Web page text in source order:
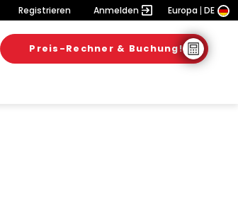
Registrieren Anmelden Europa DE
Preis-Rechner & Buchung!6. August 2026
31. Juli 2026
28. Juli 2026